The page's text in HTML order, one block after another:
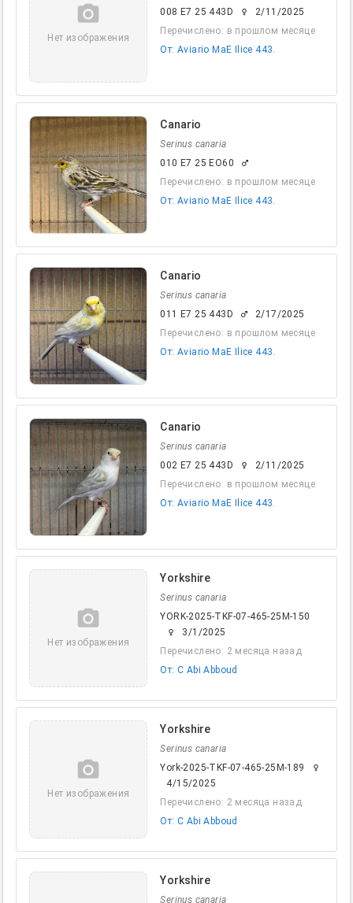
camera_alt
Нет изображения
008 E7 25 443D
female
2/11/2025
Перечислено: в прошлом месяце
От: Aviario MaE Ilice 443.
Canario
Serinus canaria
010 E7 25 EO60
male
Перечислено: в прошлом месяце
От: Aviario MaE Ilice 443.
Canario
Serinus canaria
011 E7 25 443D
male
2/17/2025
Перечислено: в прошлом месяце
От: Aviario MaE Ilice 443.
Canario
Serinus canaria
002 E7 25 443D
female
2/11/2025
Перечислено: в прошлом месяце
От: Aviario MaE Ilice 443.
camera_alt
Нет изображения
Yorkshire
Serinus canaria
YORK-2025-TKF-07-465-25M-150
female
3/1/2025
Перечислено: 2 месяца назад
От: C Abi Abboud
camera_alt
Нет изображения
Yorkshire
Serinus canaria
York-2025-TKF-07-465-25M-189
female
4/15/2025
Перечислено: 2 месяца назад
От: C Abi Abboud
Yorkshire
Serinus canaria